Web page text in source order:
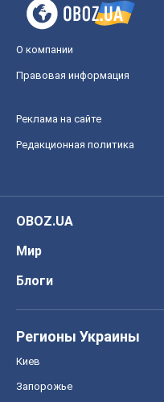
О компании
Правовая информация
Реклама на сайте
Редакционная политика
OBOZ.UA
Мир
Блоги
Регионы Украины
Киев
Запорожье